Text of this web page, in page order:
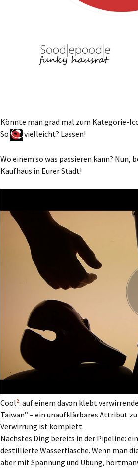
Könnte man grad mal zum Kategorie-
So
vielleicht? Lassen!
Wo einem so was passieren kann? Nun,
Kaufhaus in Eurer Stadt!
Cool²: auf einem davon klebt
Taiwan” – ein unaufklärbares Attribut
Verwirrung ist komplett.
Nächstes Ding bereits in der Pipeline:
destillierte Wasserflasche. Wenn man
aber mit Spannung und Übung,